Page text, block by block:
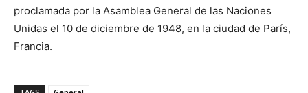
proclamada por la Asamblea General de las Naciones
Unidas el 10 de diciembre de 1948, en la ciudad de París,
Francia.